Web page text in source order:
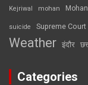
Kejriwal mohan
suicide Supreme Court
Weather इंदौर
Categories